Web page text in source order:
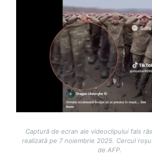
Captură de ecran ale videoclipului fals
realizată pe 7 noiembrie 2025. Cercul
de AFP.